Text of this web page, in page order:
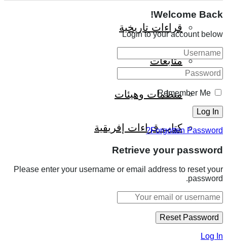
قراءات تاريخية
متابعات
منظمات وهيئات
كتاب قراءات إفريقية
Welcome Back!
Login to your account below
Remember Me
Forgotten Password?
Retrieve your password
Please enter your username or email address to reset your
password.
Log In